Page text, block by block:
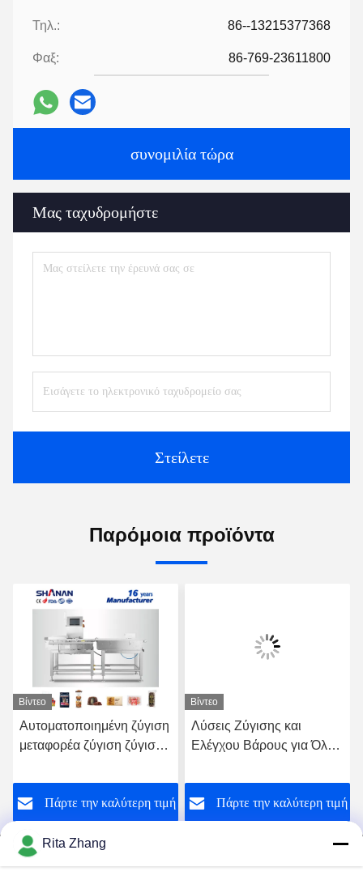
Τηλ.: 86--13215377368
Φαξ: 86-769-23611800
συνομιλία τώρα
Μας ταχυδρομήστε
Στείλετε
Παρόμοια προϊόντα
Βίντεο
Αυτοματοποιημένη ζύγιση
μεταφορέα ζύγιση ζύγισης
Πάρτε την καλύτερη τιμή
Βίντεο
Λύσεις Ζύγισης και
Ελέγχου Βάρους για Όλες
Ζυγιστικός Μεταφορικός
ΙμάνταςΠάρτε την καλύτερη τιμή
Rita Zhang